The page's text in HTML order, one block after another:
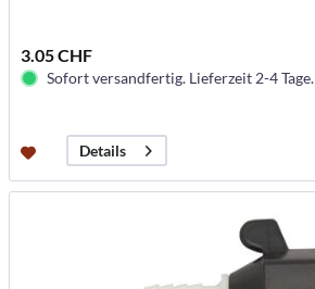
3.05 CHF
Sofort versandfertig. Lieferzeit 2-4 Tage.
Details